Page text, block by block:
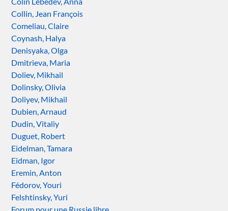
Collin, Jean François
Comeliau, Claire
Coynash, Halya
Denisyaka, Olga
Dmitrieva, Maria
Doliev, Mikhail
Dolinsky, Olivia
Doliyev, Mikhail
Dubien, Arnaud
Dudin, Vitaliy
Duguet, Robert
Eidelman, Tamara
Eidman, Igor
Eremin, Anton
Fédorov, Youri
Felshtinsky, Yuri